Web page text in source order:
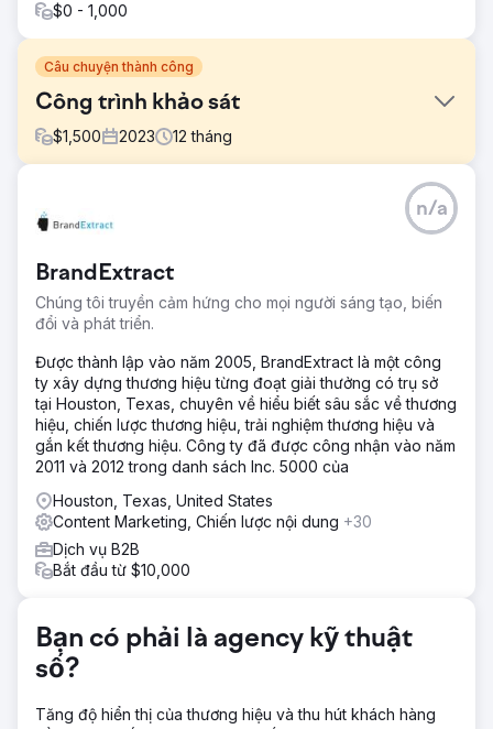
$0 - 1,000
Câu chuyện thành công
Công trình khảo sát
$1,500 2023 12 tháng
Tiếp thị truyền miệng và giới thiệu đã hoạt động tốt để
mang lại công việc kinh doanh mới, nhưng điều đó không
tranh dày dạn kinh nghiệm với nhiều đánh giá đang tích
cực đầu tư vào SEO.
Giải pháp
Trang web được xây dựng lại bằng WordPress và nội
dung, trang vị trí và các yếu tố chuyển đổi đã được tối ưu
hóa. Chúng tôi đã bắt đầu một chương trình xây dựng liên
kết liên tục để đạt được thứ hạng vượt trội trên bản đồ và
tìm kiếm không phải trả tiền.
Kết quả
Sự gia tăng khả năng hiển thị từ bản đồ và cải thiện thứ
hạng tự nhiên đã dẫn đến doanh thu tăng 700% trong
vòng 1 năm.
BrandExtract
Chúng tôi truyền cảm hứng cho mọi người sáng tạo, biến
đổi và phát triển.
n/a
Được thành lập vào năm 2005, BrandExtract là một công
ty xây dựng thương hiệu từng đoạt giải thưởng có trụ sở
tại Houston, Texas, chuyên về hiểu biết sâu sắc về thương
hiệu, chiến lược thương hiệu, trải nghiệm thương hiệu và
gắn kết thương hiệu. Công ty đã được công nhận vào năm
2011 và 2012 trong danh sách Inc. 5000 của
Houston, Texas, United States
Content Marketing, Chiến lược nội dung +30
Dịch vụ B2B
Bắt đầu từ $10,000
Bạn có phải là agency kỹ thuật
số?
Tăng độ hiển thị của thương hiệu và thu hút khách hàng